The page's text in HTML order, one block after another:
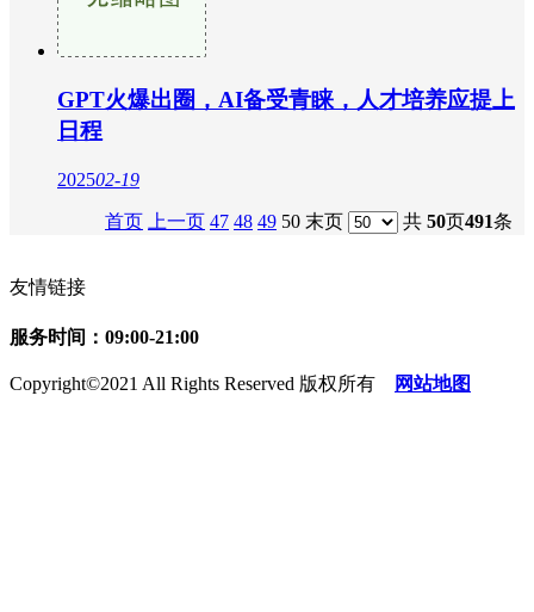
GPT火爆出圈，AI备受青睐，人才培养应提上
日程
202502-19
首页 上一页 47 48 49 50 末页 共 50页491条
友情链接
服务时间：09:00-21:00
Copyright©2021 All Rights Reserved 版权所有 网站地图